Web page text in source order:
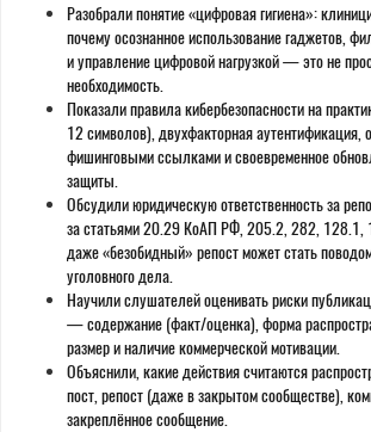
Разобрали понятие «цифровая гигиена»:
почему осознанное использование гаджетов,
и управление цифровой нагрузкой — это не
необходимость.
Показали правила кибербезопасности на
12 символов), двухфакторная аутентификация,
фишинговыми ссылками и своевременное
защиты.
Обсудили юридическую ответственность за
за статьями 20.29 КоАП РФ, 205.2, 282, 128.1,
даже «безобидный» репост может стать
уголовного дела.
Научили слушателей оценивать риски
— содержание (факт/оценка), форма
размер и наличие коммерческой мотивации.
Объяснили, какие действия считаются
пост, репост (даже в закрытом сообществе),
закреплённое сообщение.